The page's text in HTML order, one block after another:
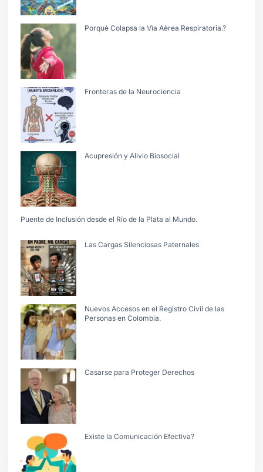
Porquè Colapsa la Vìa Aèrea Respiratoria.?
Fronteras de la Neurociencia
Acupresión y Alivio Biosocial
Puente de Inclusión desde el Río de la Plata al Mundo.
Las Cargas Silenciosas Paternales
Nuevos Accesos en el Registro Civil de las
Personas en Colombia.
Casarse para Proteger Derechos
Existe la Comunicación Efectiva?